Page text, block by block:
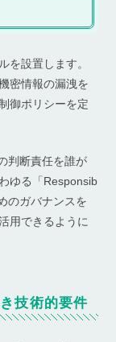
を設置します。
密情報の漏洩を
御ポリシーを定
判断責任を誰が
ゆる「Responsib
のガバナンスを
用できるように
技術的要件